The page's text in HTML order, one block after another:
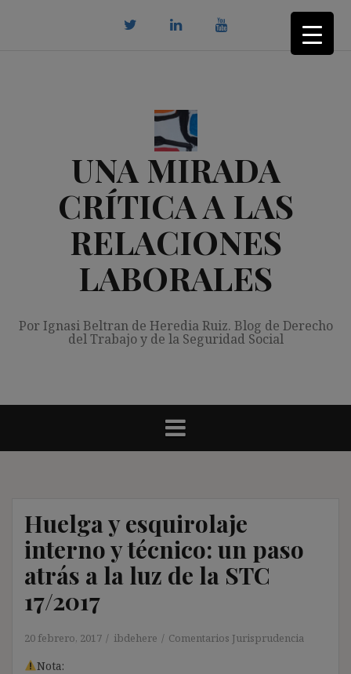
UNA MIRADA
CRÍTICA A LAS
RELACIONES
LABORALES
Por Ignasi Beltran de Heredia Ruiz. Blog de Derecho
del Trabajo y de la Seguridad Social
Huelga y esquirolaje
interno y técnico: un paso
atrás a la luz de la STC
17/2017
20 febrero, 2017 ibdehere Comentarios Jurisprudencia
Nota: